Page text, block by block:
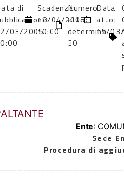
di
03/2005
Scadenza:
18/04/2005
10:00
Numero
atto:
determina
30
Data
atto:
15/
Ente:
Sede
Procedura di